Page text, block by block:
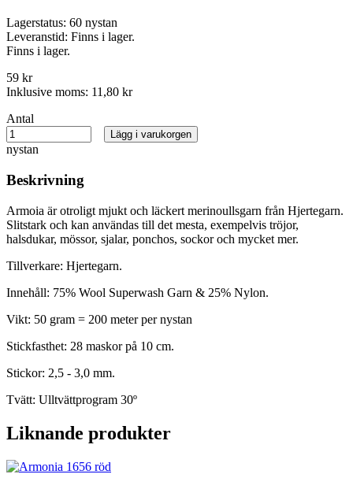
Lagerstatus: 60 nystan
Leveranstid: Finns i lager.
Finns i lager.
59 kr
Inklusive moms: 11,80 kr
Antal
nystan
Lägg i varukorgen
Beskrivning
Armoia är otroligt mjukt och läckert merinoullsgarn från Hjertegarn.
Slitstark och kan användas till det mesta, exempelvis tröjor,
halsdukar, mössor, sjalar, ponchos, sockor och mycket mer.
Tillverkare: Hjertegarn.
Innehåll: 75% Wool Superwash Garn & 25% Nylon.
Vikt: 50 gram = 200 meter per nystan
Stickfasthet: 28 maskor på 10 cm.
Stickor: 2,5 - 3,0 mm.
Tvätt: Ulltvättprogram 30º
Liknande produkter